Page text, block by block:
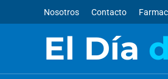
Nosotros Contacto
El Día